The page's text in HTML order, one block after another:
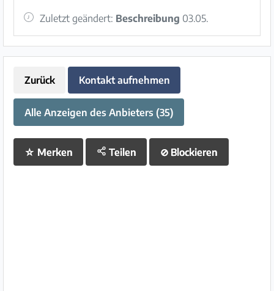
Zuletzt geändert: Beschreibung 03.05.
Zurück Kontakt aufnehmen
Alle Anzeigen des Anbieters (35)
☆ Merken Teilen ⊘ Blockieren